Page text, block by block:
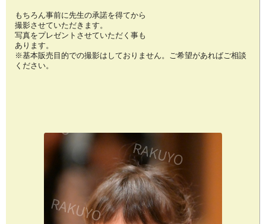
もちろん事前に先生の承諾を得てから
撮影させていただきます。
写真をプレゼントさせていただく事も
あります。
※基本販売目的での撮影はしておりません。ご希望があればご相談
ください。